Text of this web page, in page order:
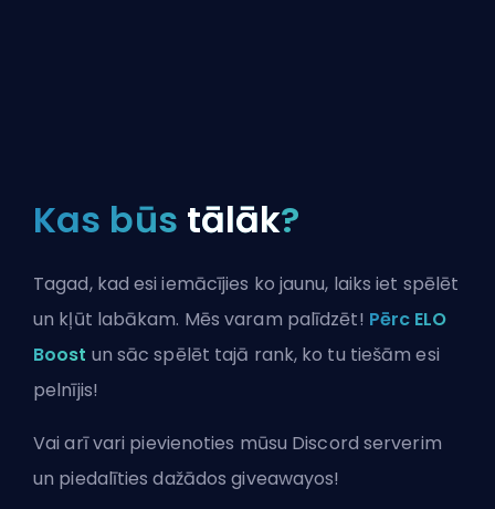
Kas būs tālāk?
Tagad, kad esi iemācījies ko jaunu, laiks iet spēlēt
un kļūt labākam. Mēs varam palīdzēt! Pērc ELO
Boost un sāc spēlēt tajā rank, ko tu tiešām esi
pelnījis!
Vai arī vari pievienoties mūsu Discord serverim
un piedalīties dažādos giveawayos!